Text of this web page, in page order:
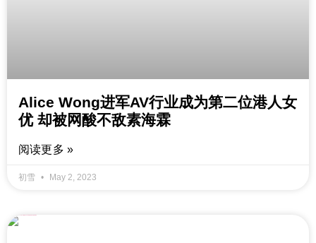
Alice Wong进军AV行业成为第二位港人女
优 却被网酸不敌素海霖
阅读更多 »
初雪 May 2, 2023